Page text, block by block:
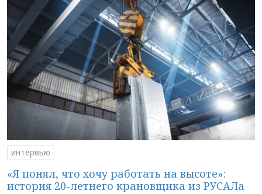
интервью
«Я понял, что хочу работать на высоте»:
история 20-летнего крановщика из РУСАЛа